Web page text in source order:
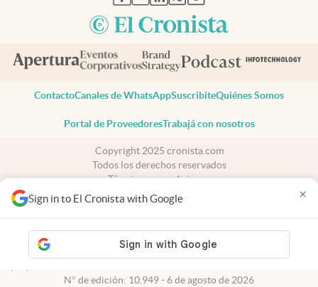
Sign in to El Cronista with Google ×
ContactoCanales de WhatsAppSuscribiteQuiénes Somos
Portal de ProveedoresTrabajá con nosotros
Copyright 2025 cronista.com
Todos los derechos reservados
Términos y condiciones
Privacidad
Consentimiento
cronista.com
es propiedad de El Cronista Comercial S.A Registro de
N° de edición: 10.949 - 6 de agosto de 2026